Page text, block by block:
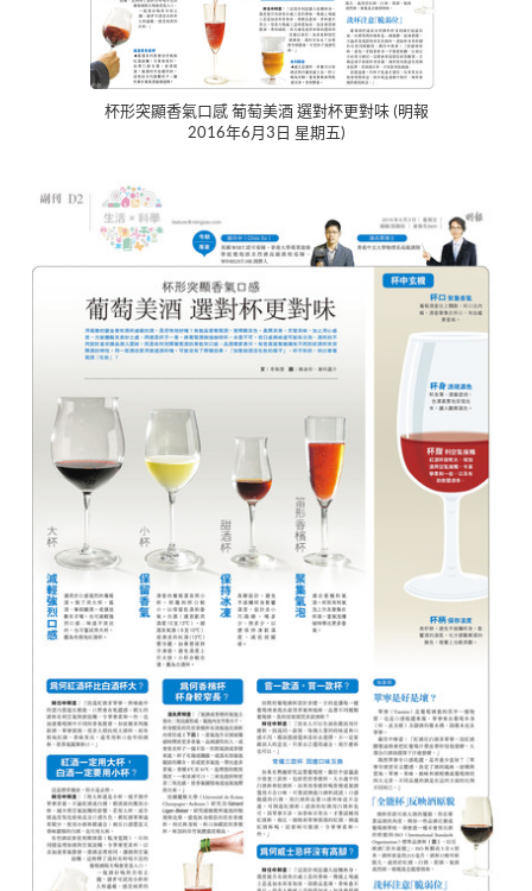
杯形突顯香氣口感 葡萄美酒 選對杯更對味 (明報
2016年6月3日 星期五)